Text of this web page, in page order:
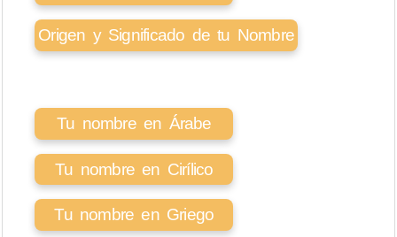
Origen y Significado de tu Nombre
Tu nombre en Árabe
Tu nombre en Cirílico
Tu nombre en Griego